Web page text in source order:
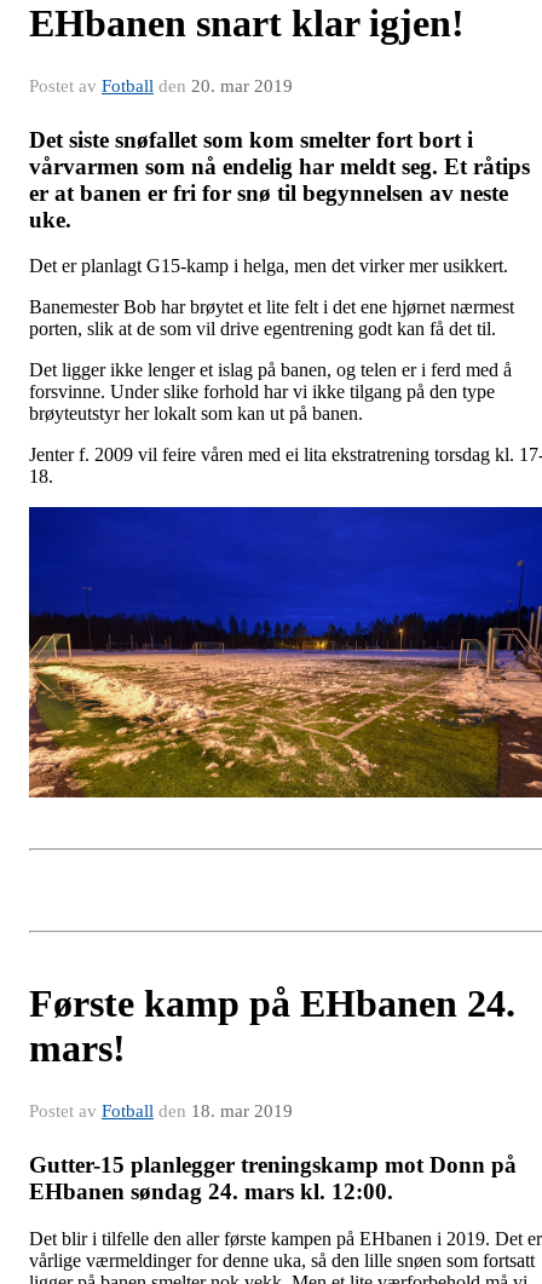
EHbanen snart klar igjen!
Postet av Fotball den 20. mar 2019
Det siste snøfallet som kom smelter fort bort i
vårvarmen som nå endelig har meldt seg. Et råtips
er at banen er fri for snø til begynnelsen av neste
uke.
Det er planlagt G15-kamp i helga, men det virker mer usikkert.
Banemester Bob har brøytet et lite felt i det ene hjørnet nærmest
porten, slik at de som vil drive egentrening godt kan få det til.
Det ligger ikke lenger et islag på banen, og telen er i ferd med å
forsvinne. Under slike forhold har vi ikke tilgang på den type
brøyteutstyr her lokalt som kan ut på banen.
Jenter f. 2009 vil feire våren med ei lita ekstratrening torsdag kl.
18.
Første kamp på EHbanen 24.
mars!
Postet av Fotball den 18. mar 2019
Gutter-15 planlegger treningskamp mot Donn på
EHbanen søndag 24. mars kl. 12:00.
Det blir i tilfelle den aller første kampen på EHbanen i 2019. Det er
vårlige værmeldinger for denne uka, så den lille snøen som fortsatt